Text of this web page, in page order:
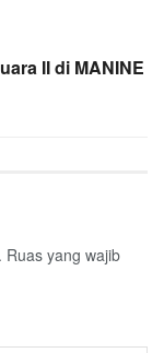
II di MANINE
Ruas yang wajib